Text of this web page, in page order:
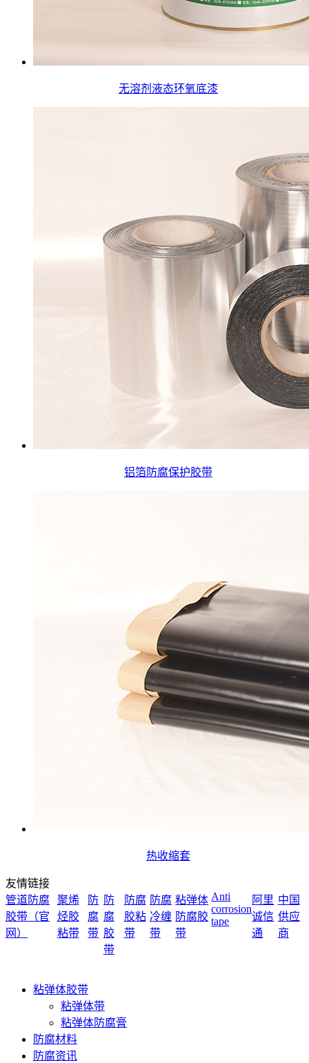
无溶剂液态环氧底漆
铝箔防腐保护胶带
热收缩套
友情链接
管道防腐
胶带（官
网）
聚烯
烃胶
粘带
防
腐
带
防
腐
胶
带
防腐
胶粘
带
防腐
冷缠
带
粘弹体
防腐胶
带
Anti
corrosion
tape
阿里
诚信
通
中国
供应
商
粘弹体胶带
粘弹体带
粘弹体防腐膏
防腐材料
防腐资讯